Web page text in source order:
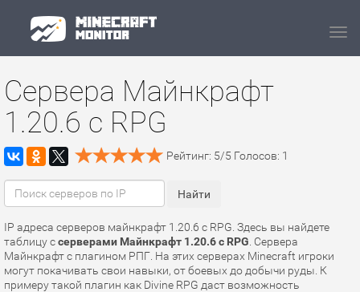
Сервера Майнкрафт
1.20.6 с RPG
Рейтинг: 5/5 Голосов: 1
IP адреса серверов майнкрафт 1.20.6 с RPG. Здесь вы найдете
таблицу ссерверами Майнкрафт 1.20.6 с RPG . Сервера
Майнкрафт с плагином РПГ. На этих серверах Minecraft игроки
могут покачивать свои навыки, от боевых до добычи руды. К
примеру такой плагин как Divine RPG даст возможность